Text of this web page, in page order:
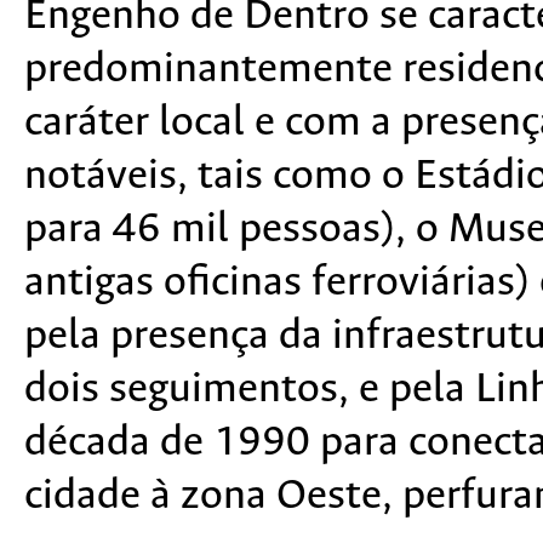
Engenho de Dentro se
predominantemente
caráter local e com a
notáveis, tais como o
para 46 mil pessoas), o
antigas oficinas
pela presença da
dois seguimentos, e pela
década de 1990 para
cidade à zona Oeste,